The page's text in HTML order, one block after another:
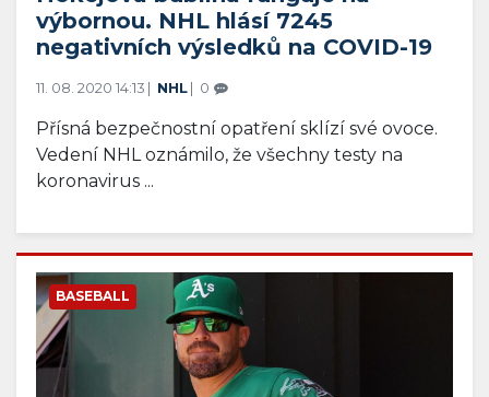
výbornou. NHL hlásí 7245
negativních výsledků na COVID-19
11. 08. 2020 14:13 NHL 0
Přísná bezpečnostní opatření sklízí své ovoce.
Vedení NHL oznámilo, že všechny testy na
koronavirus ...
BASEBALL